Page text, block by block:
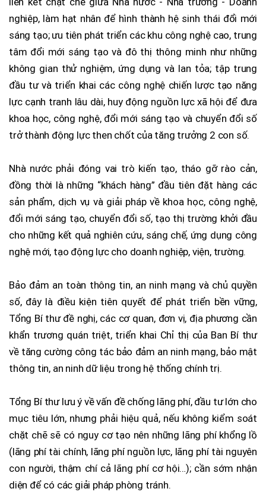
nghiệp, làm hạt nhân để hình thành hệ sinh thái đổi mới
sáng tạo; ưu tiên phát triển các khu công nghệ cao, trung
tâm đổi mới sáng tạo và đô thị thông minh như những
không gian thử nghiệm, ứng dụng và lan tỏa; tập trung
đầu tư và triển khai các công nghệ chiến lược tạo năng
lực cạnh tranh lâu dài, huy động nguồn lực xã hội để đưa
khoa học, công nghệ, đổi mới sáng tạo và chuyển đổi số
trở thành động lực then chốt của tăng trưởng 2 con số.
Nhà nước phải đóng vai trò kiến tạo, tháo gỡ rào cản,
đồng thời là những “khách hàng” đầu tiên đặt hàng các
sản phẩm, dịch vụ và giải pháp về khoa học, công nghệ,
đổi mới sáng tạo, chuyển đổi số, tạo thị trường khởi đầu
cho những kết quả nghiên cứu, sáng chế, ứng dụng công
nghệ mới, tạo động lực cho doanh nghiệp, viện, trường.
Bảo đảm an toàn thông tin, an ninh mạng và chủ quyền
số, đây là điều kiện tiên quyết để phát triển bền vững,
Tổng Bí thư đề nghị, các cơ quan, đơn vị, địa phương cần
khẩn trương quán triệt, triển khai Chỉ thị của Ban Bí thư
về tăng cường công tác bảo đảm an ninh mạng, bảo mật
thông tin, an ninh dữ liệu trong hệ thống chính trị.
Tổng Bí thư lưu ý về vấn đề chống lãng phí, đầu tư lớn cho
mục tiêu lớn, nhưng phải hiệu quả, nếu không kiểm soát
chặt chẽ sẽ có nguy cơ tạo nên những lãng phí khổng lồ
(lãng phí tài chính, lãng phí nguồn lực, lãng phí tài nguyên
con người, thậm chí cả lãng phí cơ hội…); cần sớm nhận
diện để có các giải pháp phòng tránh.